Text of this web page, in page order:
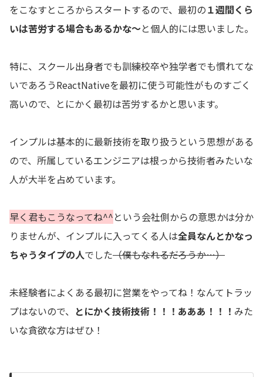
をこなすところからスタートするので、最初の１週間くら
いは苦労する場合もあるかな〜と個人的には思いました。
特に、スクール出身者でも訓練校卒や独学者でも慣れてな
いであろうReactNativeを最初に使う可能性がものすごく
高いので、とにかく最初は苦労するかと思います。
インプルは基本的に最新技術を取り扱うという思想がある
ので、所属しているエンジニアは根っから技術者みたいな
人が大半を占めています。
早く君もこうなってね^^という会社側からの意思かは分か
りませんが、インプルに入ってくる人は全員なんとかなっ
ちゃうタイプの人でした（僕もなれるだろうか…）
未経験者によくある最初に営業をやってね！なんてトラッ
プはないので、 とにかく技術技術！！！あああ！！！ みた
いな貪欲な方はぜひ！